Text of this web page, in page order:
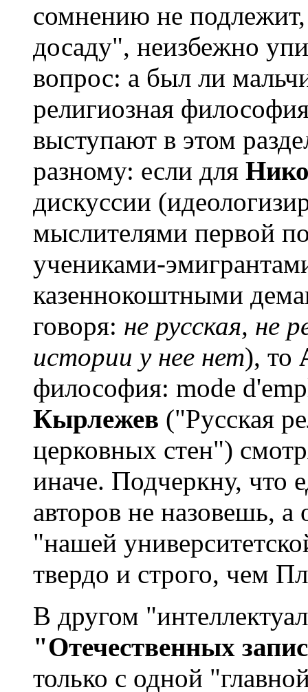
сомнению не
досаду", неизбежно
вопрос: а был ли
религиозная
выступают в этом
разному: если для
дискуссии
мыслителями первой
учениками-
казеннокоштными
говоря: не русская, не
истории у нее нет), то
философия: mode
Кырлежев ("Русская
церковных стен")
иначе. Подчеркну, что
авторов не назовешь,
"нашей
твердо и строго, чем
В другом
"Отечественных
только с одной